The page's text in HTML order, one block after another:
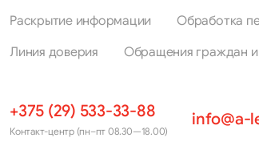
Раскрытие информации
Обработка
Линия доверия
Обращения граждан
+375 (29) 533-33-88
Контакт-центр (пн–пт 08.30—18.00)
info@a-